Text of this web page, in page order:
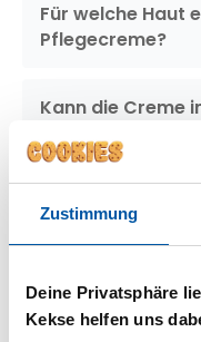
Zustimmung
Deine Privatsphäre
Kekse helfen uns
Für welche Haut
Pflegecreme?
Kann die Creme
Zieht die Creme